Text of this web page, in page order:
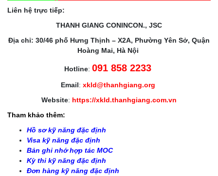
Liên hệ trực tiếp:
THANH GIANG CONINCON., JSC
Địa chỉ: 30/46 phố Hưng Thịnh – X2A, Phường Yên Sở, Quận
Hoàng Mai, Hà Nội
Hotline: 091 858 2233
Email: xkld@thanhgiang.org
Website: https://xkld.thanhgiang.com.vn
Tham khảo thêm:
Hồ sơ kỹ năng đặc định
Visa kỹ năng đặc định
Bản ghi nhớ hợp tác MOC
Kỳ thi kỹ năng đặc định
Đơn hàng kỹ năng đặc định